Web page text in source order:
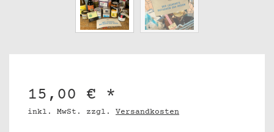
15,00 € *
inkl. MwSt. zzgl. Versandkosten